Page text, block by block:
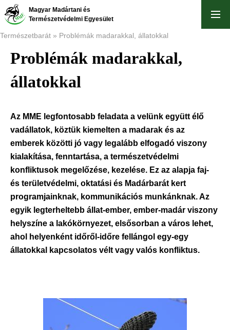
Ugrás
tartalomra
Magyar Madártani és
Természetvédelmi Egyesület
Morzsa
Természetbarát Problémák madarakkal, állatokkal
Problémák madarakkal,
állatokkal
Az MME legfontosabb feladata a velünk együtt élő
vadállatok, köztük kiemelten a madarak és az
emberek közötti jó vagy legalább elfogadó viszony
kialakítása, fenntartása, a természetvédelmi
konfliktusok megelőzése, kezelése. Ez az alapja faj-
és területvédelmi, oktatási és Madárbarát kert
programjainknak, kommunikációs munkánknak. Az
egyik legterheltebb állat-ember, ember-madár viszony
helyszíne a lakókörnyezet, elsősorban a város lehet,
ahol helyenként időről-időre fellángol egy-egy
állatokkal kapcsolatos vélt vagy valós konfliktus.